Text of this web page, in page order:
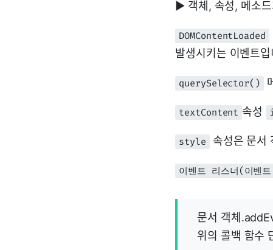
▶ 객체, 속성, 메소드
DOMContentLoaded
발생시키는 이벤트입
querySelector()
textContent 속성
style 속성은 문서
이벤트 리스너(이벤
문서 객체
위의 콜백 함수